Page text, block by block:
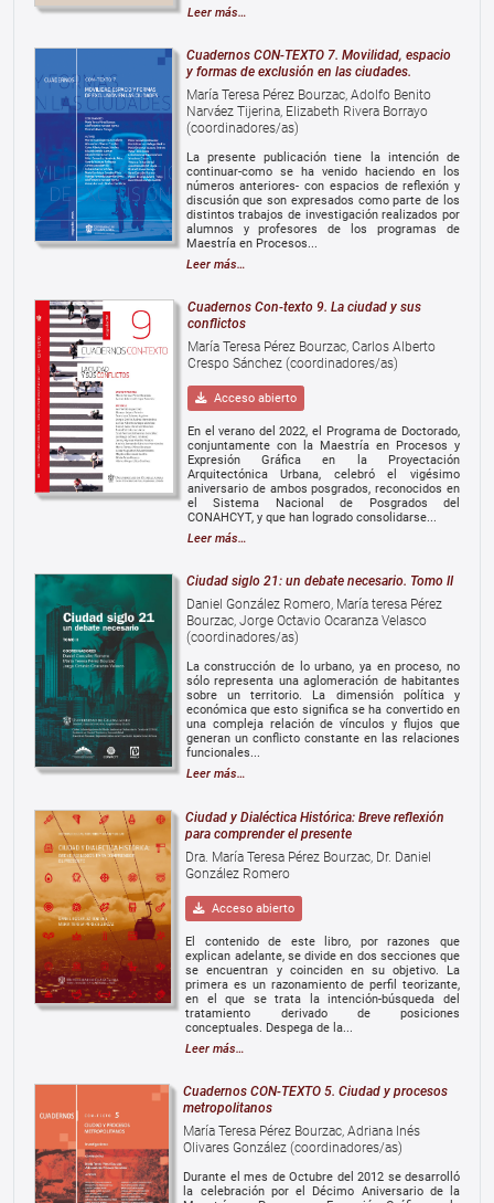
Leer más…
Cuadernos CON-TEXTO 7. Movilidad, espacio
y formas de exclusión en las ciudades.
María Teresa Pérez Bourzac, Adolfo Benito
Narváez Tijerina, Elizabeth Rivera Borrayo
(coordinadores/as)
La presente publicación tiene la intención de
continuar-como se ha venido haciendo en los
números anteriores- con espacios de reflexión y
discusión que son expresados como parte de los
distintos trabajos de investigación realizados por
alumnos y profesores de los programas de
Maestría en Procesos...
Leer más…
Cuadernos Con-texto 9. La ciudad y sus
conflictos
María Teresa Pérez Bourzac, Carlos Alberto
Crespo Sánchez (coordinadores/as)
Acceso abierto
En el verano del 2022, el Programa de Doctorado,
conjuntamente con la Maestría en Procesos y
Expresión Gráfica en la Proyectación
Arquitectónica Urbana, celebró el vigésimo
aniversario de ambos posgrados, reconocidos en
el Sistema Nacional de Posgrados del
CONAHCYT, y que han logrado consolidarse...
Leer más…
Ciudad siglo 21: un debate necesario. Tomo II
Daniel González Romero, María teresa Pérez
Bourzac, Jorge Octavio Ocaranza Velasco
(coordinadores/as)
La construcción de lo urbano, ya en proceso, no
sólo representa una aglomeración de habitantes
sobre un territorio. La dimensión política y
económica que esto significa se ha convertido en
una compleja relación de vínculos y flujos que
generan un conflicto constante en las relaciones
funcionales...
Leer más…
Ciudad y Dialéctica Histórica: Breve reflexión
para comprender el presente
Dra. María Teresa Pérez Bourzac, Dr. Daniel
González Romero
Acceso abierto
El contenido de este libro, por razones que
explican adelante, se divide en dos secciones que
se encuentran y coinciden en su objetivo. La
primera es un razonamiento de perfil teorizante,
en el que se trata la intención-búsqueda del
tratamiento derivado de posiciones
conceptuales. Despega de la...
Leer más…
Cuadernos CON-TEXTO 5. Ciudad y procesos
metropolitanos
María Teresa Pérez Bourzac, Adriana Inés
Olivares González (coordinadores/as)
Durante el mes de Octubre del 2012 se desarrolló
la celebración por el Décimo Aniversario de la